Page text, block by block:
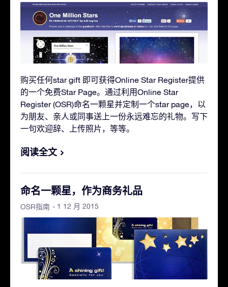
购买任何star gift 即可获得Online Star Register提供
的一个免费Star Page。通过利用Online Star
Register (OSR)命名一颗星并定制一个star page，以
为朋友、亲人或同事送上一份永远难忘的礼物。写下
一句欢迎辞、上传照片，等等。
阅读全文
命名一颗星，作为商务礼品
OSR指南 - 1 12 月 2015